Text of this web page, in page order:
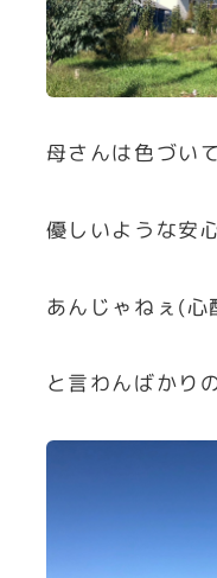
母さんは色づい
優しいような安
あんじゃねぇ(心
と言わんばかり